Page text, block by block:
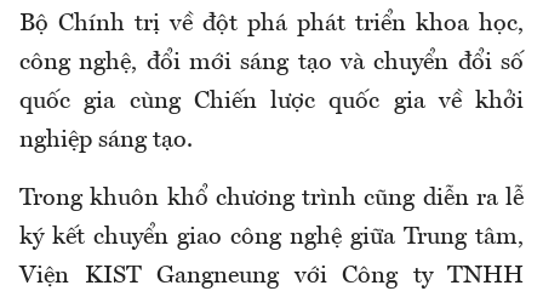
Bộ Chính trị về đột phá phát triển khoa học,
công nghệ, đổi mới sáng tạo và chuyển đổi số
quốc gia cùng Chiến lược quốc gia về khởi
nghiệp sáng tạo.
Trong khuôn khổ chương trình cũng diễn ra lễ
ký kết chuyển giao công nghệ giữa Trung tâm,
Viện KIST Gangneung với Công ty TNHH